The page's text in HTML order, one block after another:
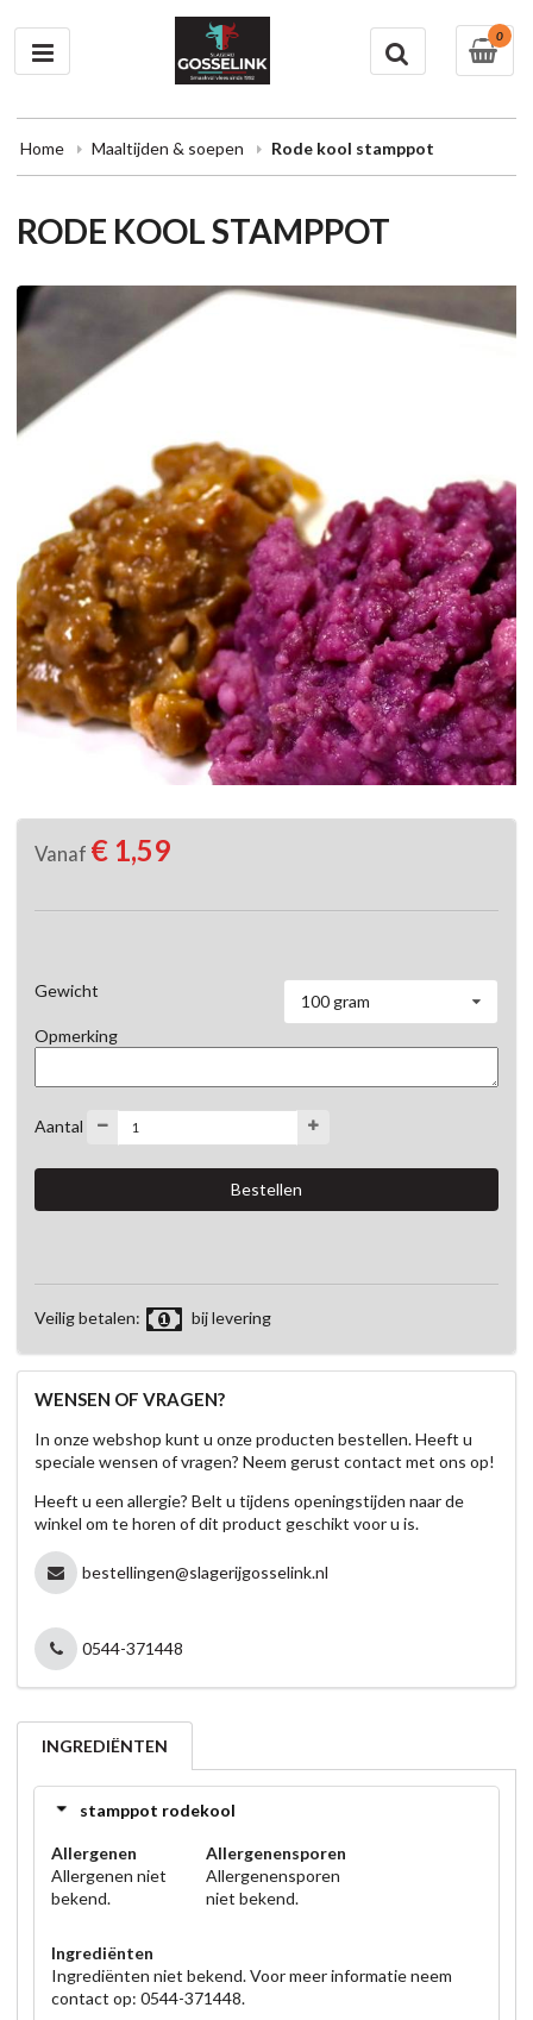
0
Home Maaltijden & soepen Rode kool stamppot
RODE KOOL STAMPPOT
Vanaf € 1,59
Gewicht
100 gram
Opmerking
Aantal
Veilig betalen: bij levering
WENSEN OF VRAGEN?
In onze webshop kunt u onze producten bestellen. Heeft u
speciale wensen of vragen? Neem gerust contact met ons op!
Heeft u een allergie? Belt u tijdens openingstijden naar de
winkel om te horen of dit product geschikt voor u is.
bestellingen@slagerijgosselink.nl
0544-371448
INGREDIËNTEN
stamppot rodekool
Allergenen
Allergenen niet
bekend.
Allergenensporen
Allergenensporen
niet bekend.
Ingrediënten
Ingrediënten niet bekend. Voor meer informatie neem
contact op: 0544-371448.